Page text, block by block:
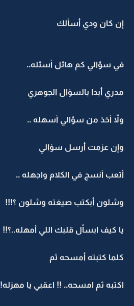
إن كان ودي أسألك
في سؤالي كم هائل أسئله..
مدري أبدا بالسؤال الجوهري
ولاّ أخذ من سؤالي أسهله ..
وإن عزمت أرسل سؤالي
أتعب أنسج في الكلام واجهله ..
وشلون أبكتب صيغته وشلون ؟!!!
يا كيف ابسأل قلبك اللي أمهله..؟!!
كلما كتبته أمسحه ثم
اكتبه ثم امسحه.. !! اعقبي يا مهزله!